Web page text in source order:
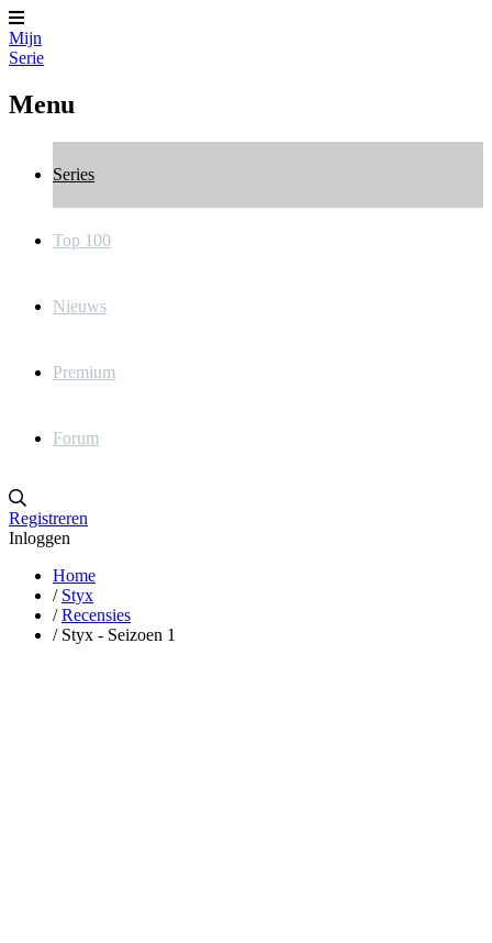
Mijn
Serie
Menu
Series
Top 100
Nieuws
Premium
Forum
Registreren
Inloggen
Home
/ Styx
/ Recensies
/ Styx - Seizoen 1